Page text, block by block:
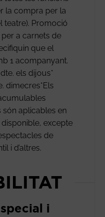
la compra per la
teatre). Promoció
a carnets de
que el
1 acompanyant.
els dijous*
dimecres*Els
són aplicables en
excepte
de
i d’altres.
i